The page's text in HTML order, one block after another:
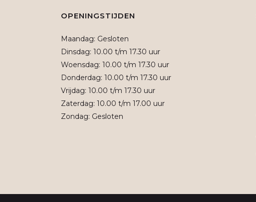
OPENINGSTIJDEN
Maandag: Gesloten
Dinsdag: 10.00 t/m 17.30 uur
Woensdag: 10.00 t/m 17.30 uur
Donderdag: 10.00 t/m 17.30 uur
Vrijdag: 10.00 t/m 17.30 uur
Zaterdag: 10.00 t/m 17.00 uur
Zondag: Gesloten